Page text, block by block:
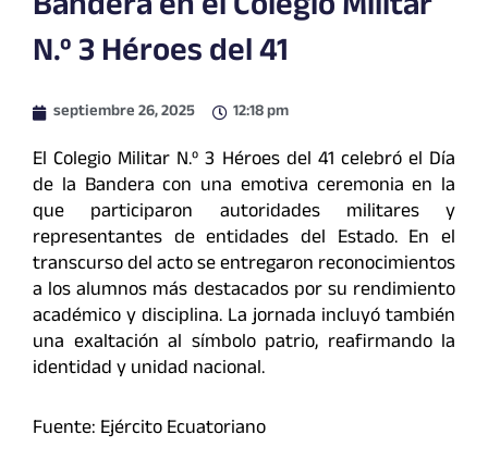
N.º 3 Héroes del 41
septiembre 26, 2025 12:18 pm
El Colegio Militar N.º 3 Héroes del 41 celebró el Día
de la Bandera con una emotiva ceremonia en la
que participaron autoridades militares y
representantes de entidades del Estado. En el
transcurso del acto se entregaron reconocimientos
a los alumnos más destacados por su rendimiento
académico y disciplina. La jornada incluyó también
una exaltación al símbolo patrio, reafirmando la
identidad y unidad nacional.
Fuente: Ejército Ecuatoriano